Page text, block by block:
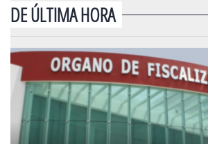
DE ÚLTIMA HORA